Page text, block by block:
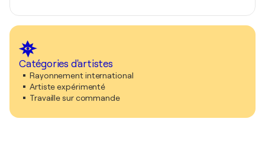
Catégories d'artistes
Rayonnement international
Artiste expérimenté
Travaille sur commande